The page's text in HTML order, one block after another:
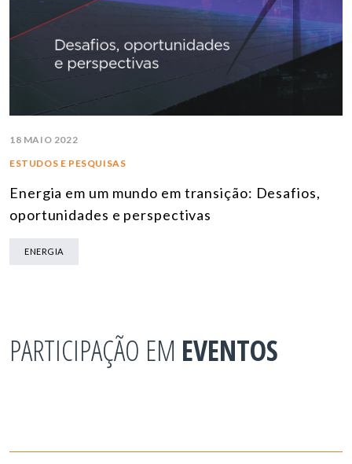
18 MAIO 2022
ESTUDOS E PESQUISAS
Energia em um mundo em transição: Desafios,
oportunidades e perspectivas
ENERGIA
PARTICIPAÇÃO EM EVENTOS